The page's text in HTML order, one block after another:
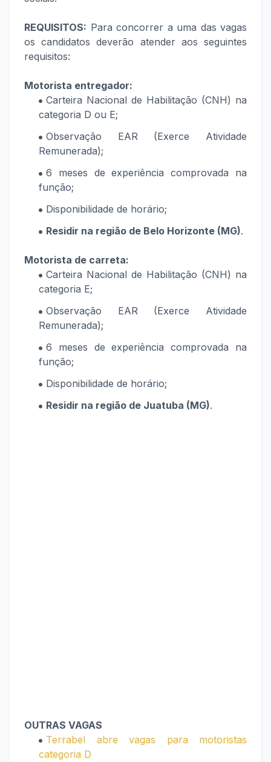
REQUISITOS: Para concorrer a uma das vagas
os candidatos deverão atender aos seguintes
requisitos:
Motorista entregador:
Carteira Nacional de Habilitação (CNH) na
categoria D ou E;
Observação EAR (Exerce Atividade
Remunerada);
6 meses de experiência comprovada na
função;
Disponibilidade de horário;
Residir na região de Belo Horizonte (MG).
Motorista de carreta:
Carteira Nacional de Habilitação (CNH) na
categoria E;
Observação EAR (Exerce Atividade
Remunerada);
6 meses de experiência comprovada na
função;
Disponibilidade de horário;
Residir na região de Juatuba (MG).
OUTRAS VAGAS
Terrabel abre vagas para motoristas
categoria D